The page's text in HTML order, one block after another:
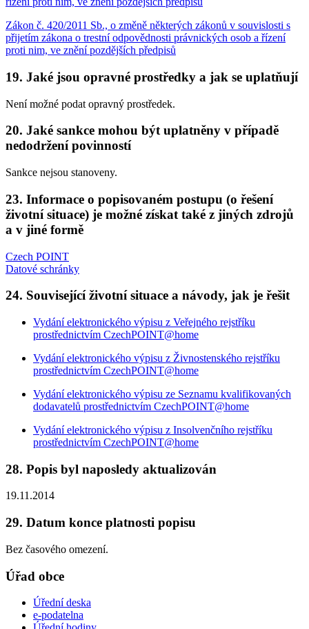
Zákon č. 420/2011 Sb., o změně některých zákonů v souvislosti s
přijetím zákona o trestní odpovědnosti právnických osob a řízení
proti nim, ve znění pozdějších předpisů
19. Jaké jsou opravné prostředky a jak se uplatňují
Není možné podat opravný prostředek.
20. Jaké sankce mohou být uplatněny v případě
nedodržení povinností
Sankce nejsou stanoveny.
23. Informace o popisovaném postupu (o řešení
životní situace) je možné získat také z jiných zdrojů
a v jiné formě
Czech POINT
Datové schránky
24. Související životní situace a návody, jak je řešit
Vydání elektronického výpisu z Veřejného rejstříku
prostřednictvím CzechPOINT@home
Vydání elektronického výpisu z Živnostenského rejstříku
prostřednictvím CzechPOINT@home
Vydání elektronického výpisu ze Seznamu kvalifikovaných
dodavatelů prostřednictvím CzechPOINT@home
Vydání elektronického výpisu z Insolvenčního rejstříku
prostřednictvím CzechPOINT@home
28. Popis byl naposledy aktualizován
19.11.2014
29. Datum konce platnosti popisu
Bez časového omezení.
Úřad obce
Úřední deska
e-podatelna